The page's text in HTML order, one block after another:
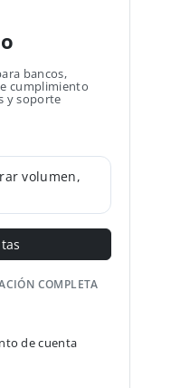
bancos,
cumplimiento
y soporte
volumen,
COMPLETA
de cuenta